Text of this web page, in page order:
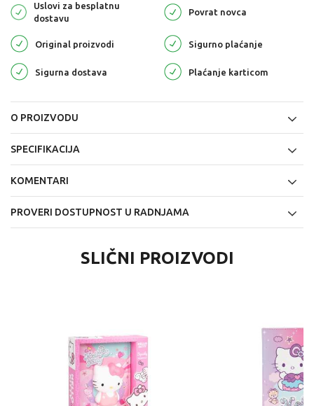
Uslovi za besplatnu
dostavu
Povrat novca
Original proizvodi Sigurno plaćanje
Sigurna dostava Plaćanje karticom
O PROIZVODU
SPECIFIKACIJA
KOMENTARI
PROVERI DOSTUPNOST U RADNJAMA
SLIČNI PROIZVODI